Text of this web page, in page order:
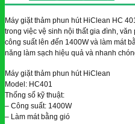
Máy giặt thảm phun hút HiClean HC
trong việc vệ sinh nội thất gia đình,
công suất lên đến 1400W và làm mát
năng làm sạch hiệu quả và nhanh
Máy giặt thảm phun hút HiClean
Model: HC401
Thống số kỹ thuật:
– Công suất: 1400W
– Làm mát bằng gió